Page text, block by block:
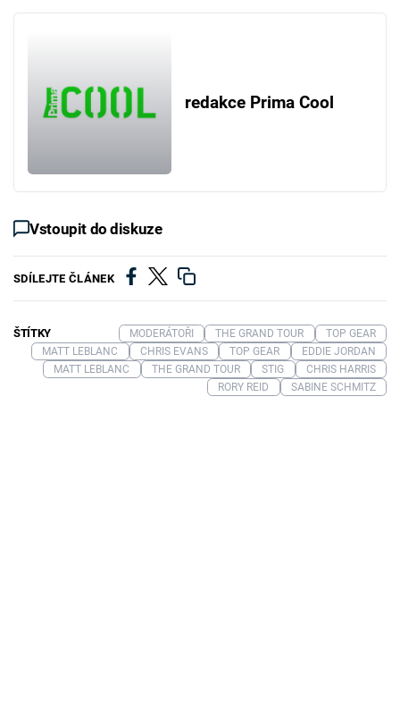
redakce Prima Cool
Vstoupit do diskuze
SDÍLEJTE ČLÁNEK
ŠTÍTKY MODERÁTOŘI THE GRAND TOUR
TOP GEAR
MATT LEBLANC
CHRIS EVANS TOP GEAR
EDDIE JORDAN
MATT LEBLANC
THE GRAND TOUR STIG
CHRIS HARRIS
RORY REID
SABINE SCHMITZ